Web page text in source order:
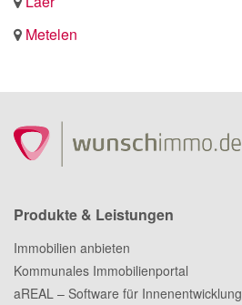
Metelen
Produkte & Leistungen
Immobilien anbieten
Kommunales Immobilienportal
aREAL – Software für Innenentwicklung